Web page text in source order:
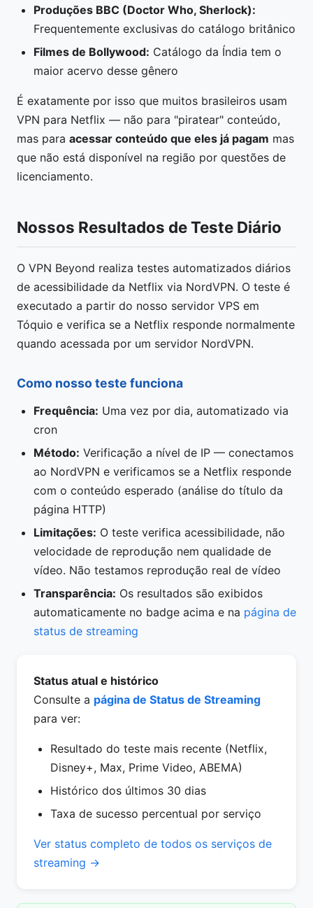
Produções BBC (Doctor Who, Sherlock):
Frequentemente exclusivas do catálogo britânico
Filmes de Bollywood: Catálogo da Índia tem o
maior acervo desse gênero
É exatamente por isso que muitos brasileiros usam
VPN para Netflix — não para "piratear" conteúdo,
mas para acessar conteúdo que eles já pagam mas
que não está disponível na região por questões de
licenciamento.
Nossos Resultados de Teste Diário
O VPN Beyond realiza testes automatizados diários
de acessibilidade da Netflix via NordVPN. O teste é
executado a partir do nosso servidor VPS em
Tóquio e verifica se a Netflix responde normalmente
quando acessada por um servidor NordVPN.
Como nosso teste funciona
Frequência: Uma vez por dia, automatizado via
cron
Método: Verificação a nível de IP — conectamos
ao NordVPN e verificamos se a Netflix responde
com o conteúdo esperado (análise do título da
página HTTP)
Limitações: O teste verifica acessibilidade, não
velocidade de reprodução nem qualidade de
vídeo. Não testamos reprodução real de vídeo
Transparência: Os resultados são exibidos
automaticamente no badge acima e na página de
status de streaming
Status atual e histórico
Consulte a página de Status de Streaming
para ver:
Resultado do teste mais recente (Netflix,
Disney+, Max, Prime Video, ABEMA)
Histórico dos últimos 30 dias
Taxa de sucesso percentual por serviço
Ver status completo de todos os serviços de
streaming →